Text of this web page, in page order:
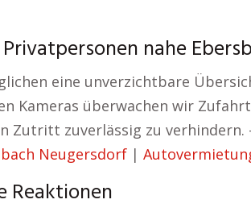
nahe
eine unverzichtbare
Kameras überwachen wir
Zutritt zuverlässig zu verhindern.
Neugersdorf |
Reaktionen